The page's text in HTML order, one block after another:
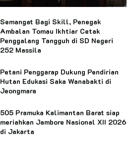
Semangat Bagi Skill, Penegak
Ambalan Tomau Ikhtiar Cetak
Penggalang Tangguh di SD Negeri
252 Massila
Petani Penggarap Dukung Pendirian
Hutan Edukasi Saka Wanabakti di
Jeongmara
505 Pramuka Kalimantan Barat siap
meriahkan Jambore Nasional XII 2026
di Jakarta